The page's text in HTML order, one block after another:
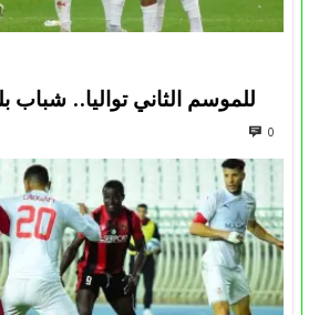
للموسم الثاني تواليا.. شباب
0